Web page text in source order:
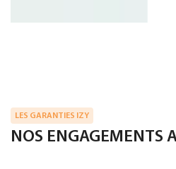
LES GARANTIES IZY
NOS ENGAGEMENTS